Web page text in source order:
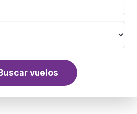
vuelos